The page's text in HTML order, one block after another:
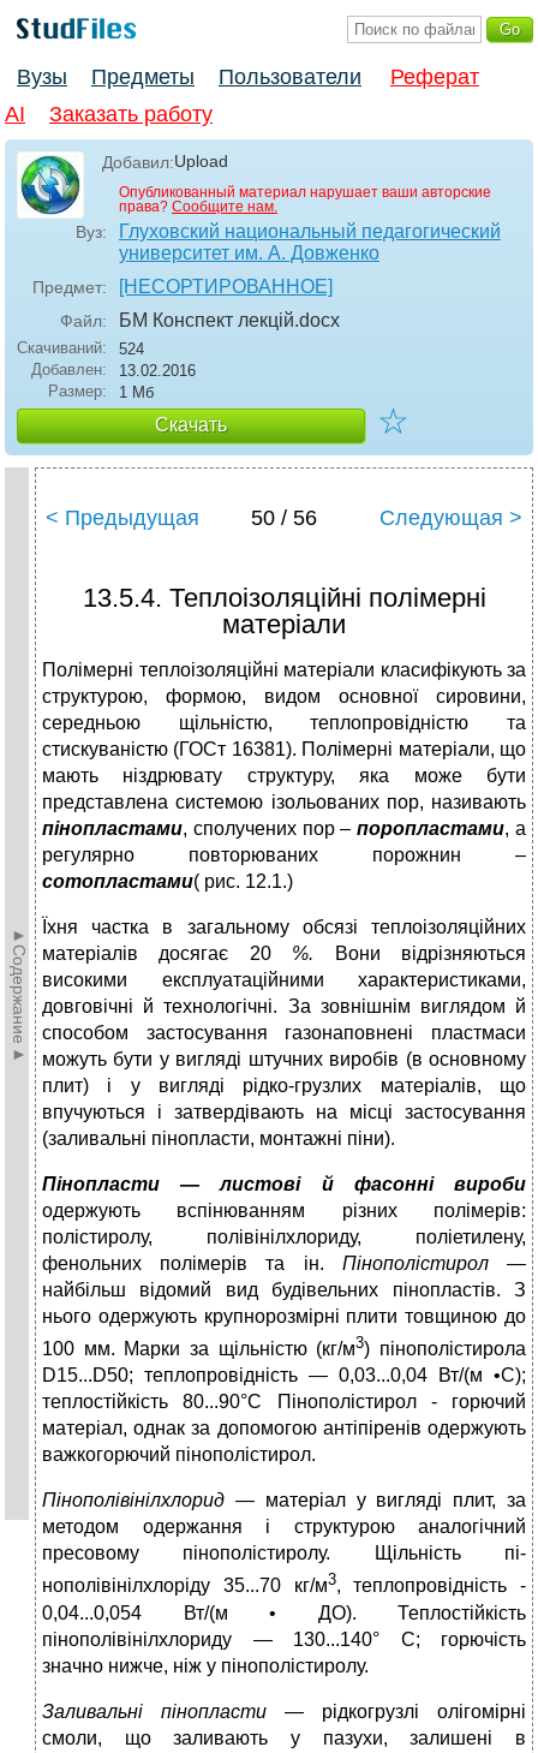
Вузы Предметы Пользователи
Реферат
AI
Заказать работу
Добавил:Upload
Опубликованный материал нарушает ваши авторские
права? Сообщите нам.
Вуз:
Глуховский национальный педагогический
университет им. А. Довженко
Предмет: [НЕСОРТИРОВАННОЕ]
Файл: БМ Конспект лекцій.docx
Скачиваний:
524
Добавлен:
13.02.2016
Размер:
1 Мб
Скачать ☆
►Содержание►
< Предыдущая 50 / 56 Следующая >
13.5.4. Теплоізоляційні полімерні
матеріали
Полімерні теплоізоляційні матеріали класифікують за
структурою, формою, видом основної сировини,
середньою щільністю, теплопровідністю та
стискуваністю (ГОСт 16381). Полімерні матеріали, що
мають ніздрювату структуру, яка може бути
представлена системою ізольованих пор, називають
пінопластами, сполучених пор –поропластами, а
регулярно повторюваних порожнин –
сотопластами( рис. 12.1.)
Їхня частка в загальному обсязі теплоізоляційних
матеріалів досягає 20 %.
Вони відрізняються
високими експлуатаційними характеристиками,
довговічні й технологічні. За зовнішнім виглядом й
способом застосування газонаповнені пластмаси
можуть бути у вигляді штучних виробів (в основному
плит) і у вигляді рідко-грузлих матеріалів, що
впучуються і затвердівають на місці застосування
(заливальні пінопласти, монтажні піни).
Пінопласти — листові й фасонні вироби
одержують вспінюванням різних полімерів:
полістиролу, полівінілхлориду, поліетилену,
фенольних полімерів та ін. Пінополістирол—
найбільш відомий вид будівельних пінопластів. З
нього одержують крупнорозмірні плити товщиною до
100 мм. Марки за щільністю (кг/м3) пінополістирола
D15...D50; теплопровідність — 0,03...0,04 Вт/(м •С);
теплостійкість 80...90°С Пінополістирол - горючий
матеріал, однак за допомогою антіпіренів одержують
важкогорючий пінополістирол.
Пінополівінілхлорид — матеріал у вигляді плит, за
методом одержання і структурою аналогічний
пресовому пінополістиролу. Щільність пі-
нополівінілхлоріду 35...70 кг/м3, теплопровідність -
0,04...0,054 Вт/(м • ДО). Теплостійкість
пінополівінілхлориду — 130...140° С; горючість
значно нижче, ніж у пінополістиролу.
Заливальні пінопласти — рідкогрузлі олігомірні
смоли, що заливають у пазухи, залишені в